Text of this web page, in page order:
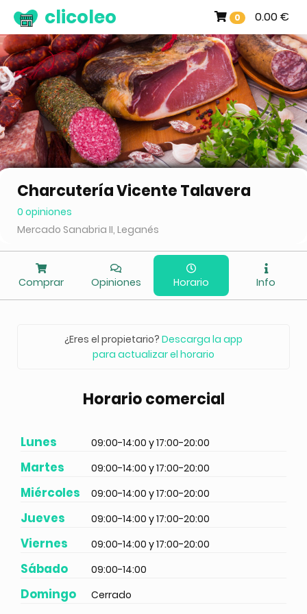
0 0.00 €
clicoleo
Charcutería Vicente Talavera
0 opiniones
Mercado Sanabria II, Leganés
Comprar Opiniones Horario Info
¿Eres el propietario? Descarga la app
para actualizar el horario
Horario comercial
Lunes 09:00-14:00 y 17:00-20:00
Martes 09:00-14:00 y 17:00-20:00
Miércoles 09:00-14:00 y 17:00-20:00
Jueves 09:00-14:00 y 17:00-20:00
Viernes 09:00-14:00 y 17:00-20:00
Sábado 09:00-14:00
Domingo Cerrado